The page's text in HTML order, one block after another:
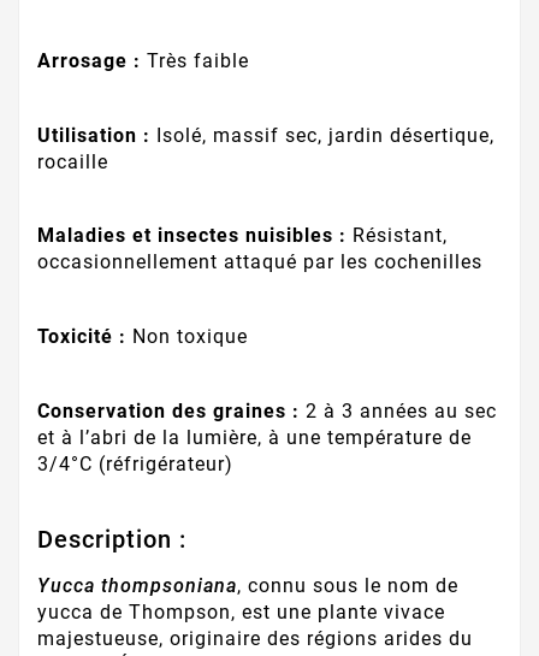
Arrosage : Très faible
Utilisation : Isolé, massif sec, jardin désertique,
rocaille
Maladies et insectes nuisibles : Résistant,
occasionnellement attaqué par les cochenilles
Toxicité : Non toxique
Conservation des graines : 2 à 3 années au sec
et à l’abri de la lumière, à une température de
3/4°C (réfrigérateur)
Description :
Yucca thompsoniana, connu sous le nom de
yucca de Thompson, est une plante vivace
majestueuse, originaire des régions arides du